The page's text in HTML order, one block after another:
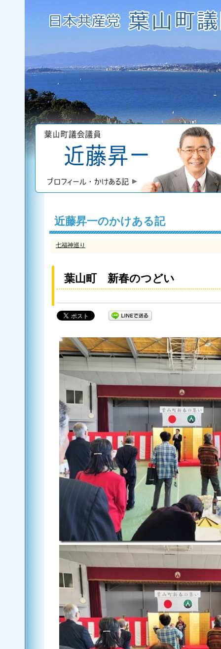
近藤昇一のかけある記
七福神巡り
葉山町 新春のつどい